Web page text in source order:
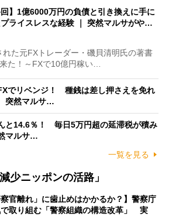
回】1億6000万円の負債と引き換えに手に
ライスレスな経験 ｜ 突然マルサがや…
た元FXトレーダー・磯貝清明氏の著書
た！～FXで10億円稼い…
でリベンジ！ 種銭は差し押さえを免れ
突然マルサ…
と14.6％！ 毎日5万円超の延滞税が積み
マルサ…
一覧を見る
少ニッポンの活路」
察官離れ」に歯止めはかかるか？】警察庁
取り組む「警察組織の構造改革」 実